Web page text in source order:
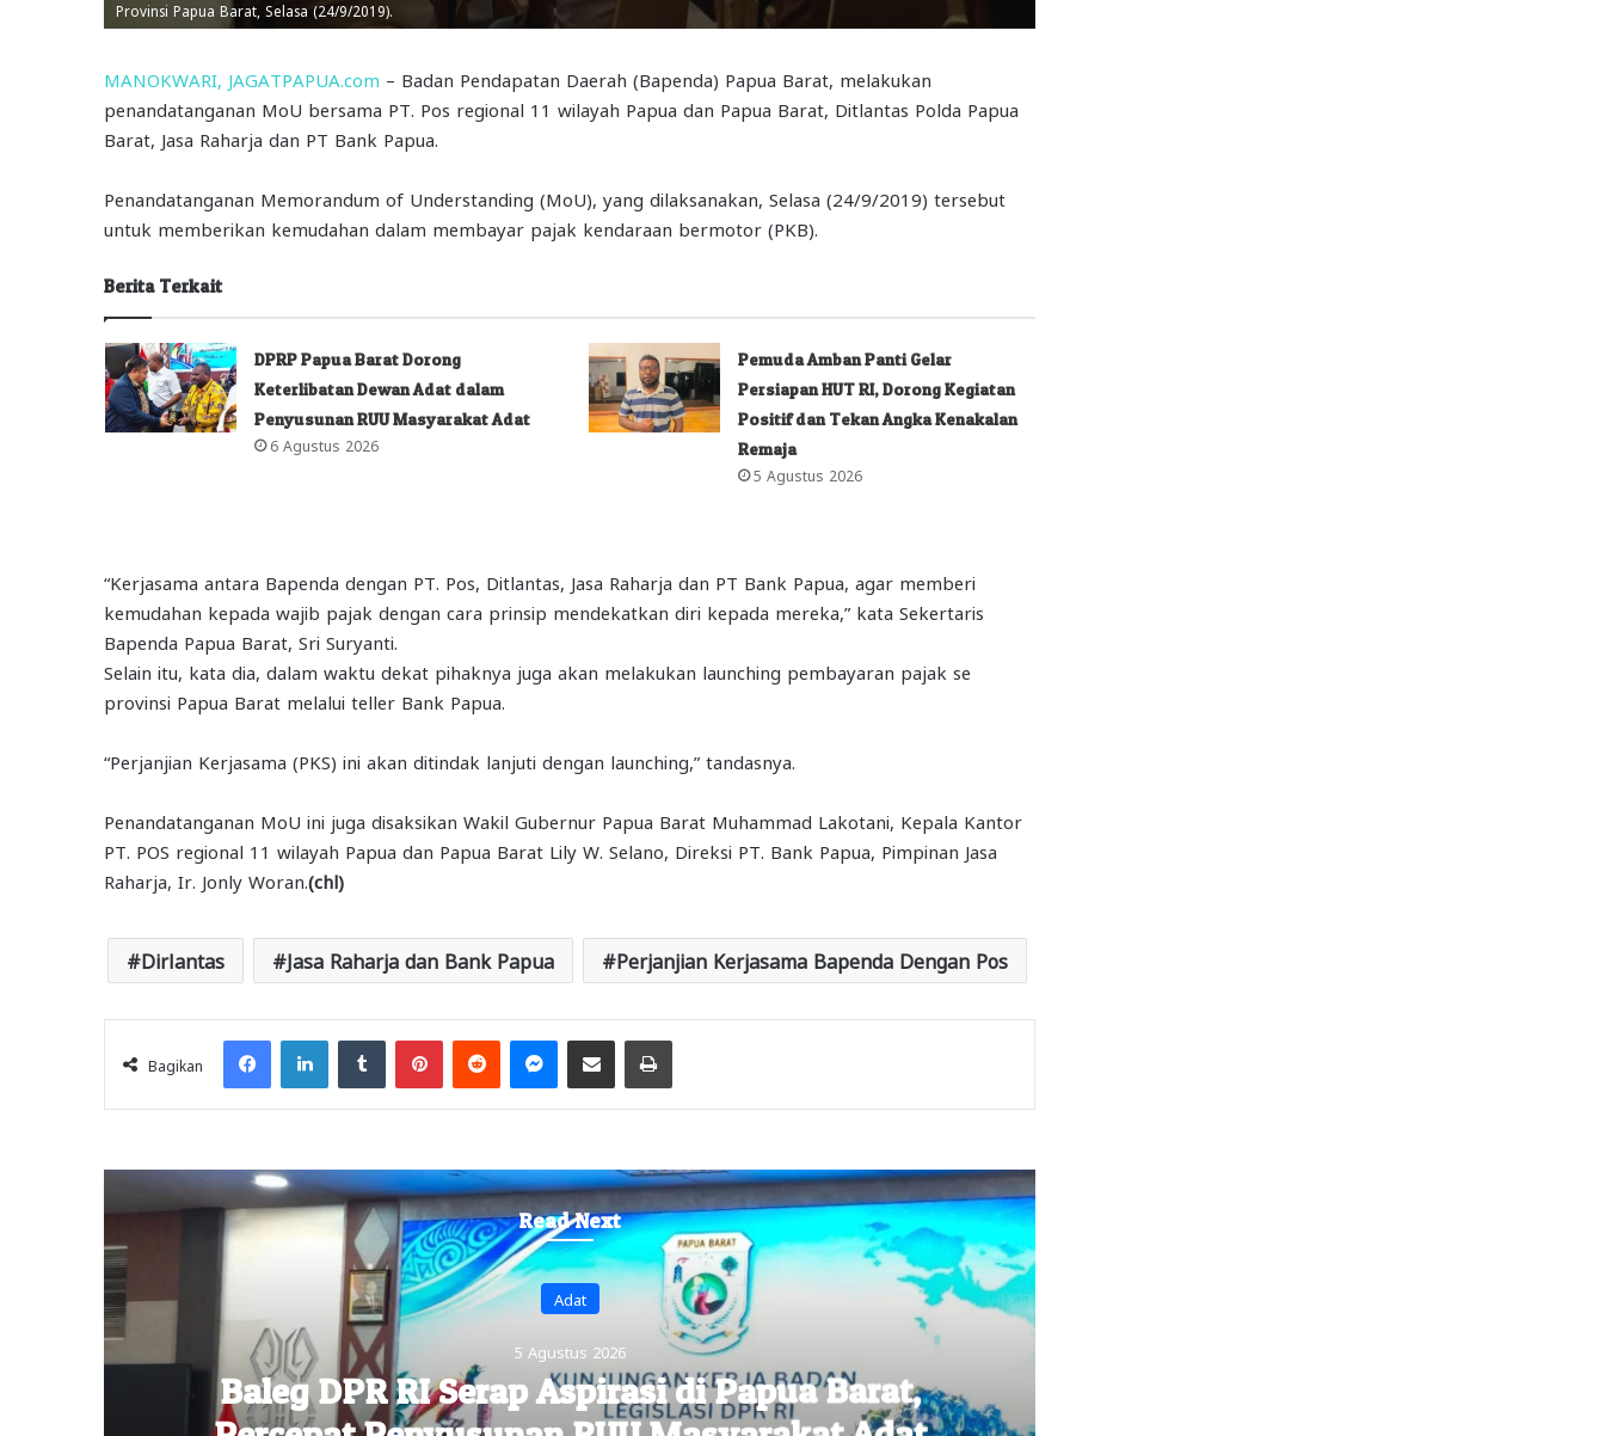
Provinsi Papua Barat, Selasa (24/9/2019).
MANOKWARI, JAGATPAPUA.com – Badan Pendapatan Daerah (Bapenda) Papua Barat, melakukan
penandatanganan MoU bersama PT. Pos regional 11 wilayah Papua dan Papua Barat, Ditlantas Polda Papua
Barat, Jasa Raharja dan PT Bank Papua.
Penandatanganan Memorandum of Understanding (MoU), yang dilaksanakan, Selasa (24/9/2019) tersebut
untuk memberikan kemudahan dalam membayar pajak kendaraan bermotor (PKB).
Berita Terkait
DPRP Papua Barat Dorong
Keterlibatan Dewan Adat dalam
Penyusunan RUU Masyarakat Adat
6 Agustus 2026
Pemuda Amban Panti Gelar
Persiapan HUT RI, Dorong Kegiatan
Positif dan Tekan Angka Kenakalan
Remaja
5 Agustus 2026
“Kerjasama antara Bapenda dengan PT. Pos, Ditlantas, Jasa Raharja dan PT Bank Papua, agar memberi
kemudahan kepada wajib pajak dengan cara prinsip mendekatkan diri kepada mereka,” kata Sekertaris
Bapenda Papua Barat, Sri Suryanti.
Selain itu, kata dia, dalam waktu dekat pihaknya juga akan melakukan launching pembayaran pajak se
provinsi Papua Barat melalui teller Bank Papua.
“Perjanjian Kerjasama (PKS) ini akan ditindak lanjuti dengan launching,” tandasnya.
Penandatanganan MoU ini juga disaksikan Wakil Gubernur Papua Barat Muhammad Lakotani, Kepala Kantor
PT. POS regional 11 wilayah Papua dan Papua Barat Lily W. Selano, Direksi PT. Bank Papua, Pimpinan Jasa
Raharja, Ir. Jonly Woran. (chl)
Dirlantas Jasa Raharja dan Bank Papua Perjanjian Kerjasama Bapenda Dengan Pos
Bagikan
FacebookLinkedInTumblr PinterestReddit Messenger
Share via Email Print
Read Next
Headline
4 Agustus 2026
Praperadilan eks Ketua BKMT PB, Fitri Arniati